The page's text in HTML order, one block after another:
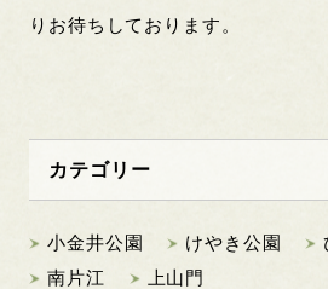
りお待ちしております。
カテゴリー
小金井公園 けやき公園
南片江
上山門